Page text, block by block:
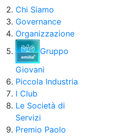
Chi Siamo
Governance
Organizzazione
Gruppo
Giovani
Piccola Industria
I Club
Le Società di
Servizi
Premio Paolo